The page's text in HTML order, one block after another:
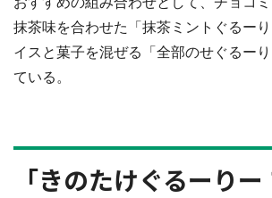
抹茶味を合わせた「抹茶ミントぐるー
イスと菓子を混ぜる「全部のせぐるー
ている。
「きのたけぐるーりー